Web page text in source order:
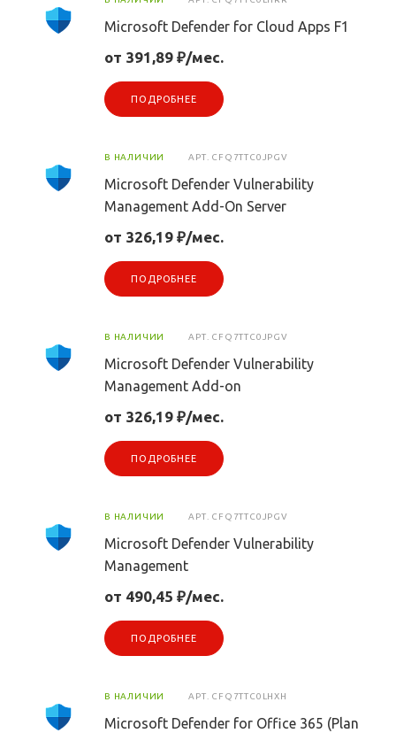
Microsoft Defender for Cloud Apps F1
от 391,89 ₽/мес.
ПОДРОБНЕЕ
В НАЛИЧИИ АРТ. CFQ7TTC0JPGV
Microsoft Defender Vulnerability
Management Add-On Server
от 326,19 ₽/мес.
ПОДРОБНЕЕ
В НАЛИЧИИ АРТ. CFQ7TTC0JPGV
Microsoft Defender Vulnerability
Management Add-on
от 326,19 ₽/мес.
ПОДРОБНЕЕ
В НАЛИЧИИ АРТ. CFQ7TTC0JPGV
Microsoft Defender Vulnerability
Management
от 490,45 ₽/мес.
ПОДРОБНЕЕ
В НАЛИЧИИ АРТ. CFQ7TTC0LHXH
Microsoft Defender for Office 365 (Plan